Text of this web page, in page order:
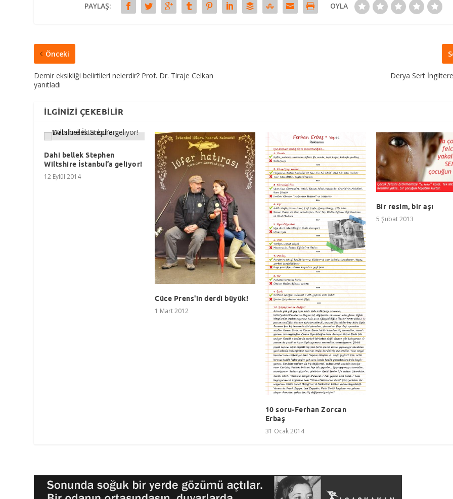
PAYLAŞ: OYLA
Önceki
Demir eksikliği belirtileri nelerdir? Prof. Dr. Tiraje Celkan
yanıtladı
Derya Sert İngiltere
İLGINIZI ÇEKEBILIR
Dahi bellek Stephen
Wiltshire İstanbul’a geliyor!
12 Eylül 2014
Cüce Prens'in derdi büyük!
1 Mart 2012
10 soru-Ferhan Zorcan
Erbaş
31 Ocak 2014
Bir resim, bir aşı
5 Şubat 2013